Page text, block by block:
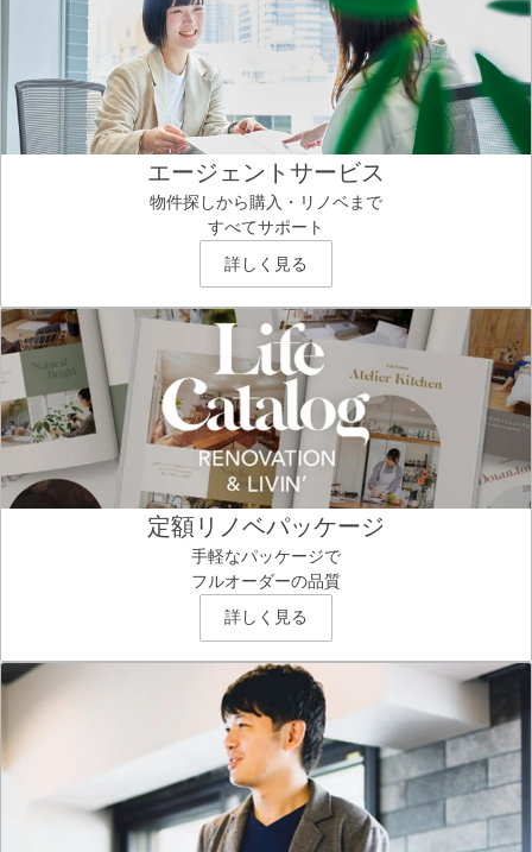
エージェントサービス
物件探しから購入・リノベまで
すべてサポート
詳しく見る
定額リノベパッケージ
手軽なパッケージで
フルオーダーの品質
詳しく見る